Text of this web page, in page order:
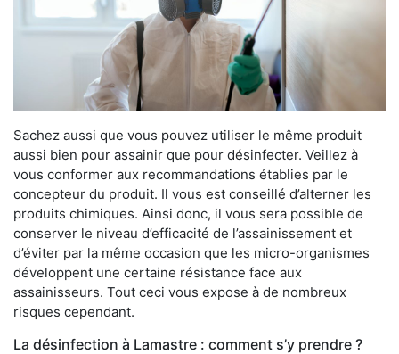
Sachez aussi que vous pouvez utiliser le même produit
aussi bien pour assainir que pour désinfecter. Veillez à
vous conformer aux recommandations établies par le
concepteur du produit. Il vous est conseillé d’alterner les
produits chimiques. Ainsi donc, il vous sera possible de
conserver le niveau d’efficacité de l’assainissement et
d’éviter par la même occasion que les micro-organismes
développent une certaine résistance face aux
assainisseurs. Tout ceci vous expose à de nombreux
risques cependant.
La désinfection à Lamastre : comment s’y prendre ?